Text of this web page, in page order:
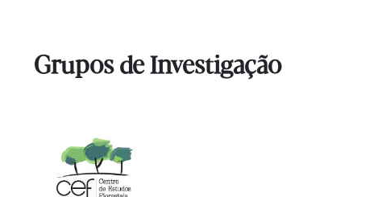
Grupos de Investigação